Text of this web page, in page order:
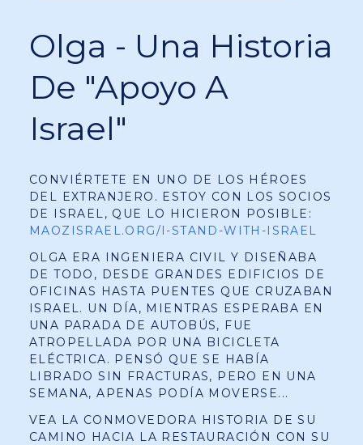
Olga - Una Historia
De "Apoyo A
Israel"
CONVIÉRTETE EN UNO DE LOS HÉROES
DEL EXTRANJERO. ESTOY CON LOS SOCIOS
DE ISRAEL, QUE LO HICIERON POSIBLE:
MAOZISRAEL.ORG/I-STAND-WITH-ISRAEL
OLGA ERA INGENIERA CIVIL Y DISEÑABA
DE TODO, DESDE GRANDES EDIFICIOS DE
OFICINAS HASTA PUENTES QUE CRUZABAN
ISRAEL. UN DÍA, MIENTRAS ESPERABA EN
UNA PARADA DE AUTOBÚS, FUE
ATROPELLADA POR UNA BICICLETA
ELÉCTRICA. PENSÓ QUE SE HABÍA
LIBRADO SIN FRACTURAS, PERO EN UNA
SEMANA, APENAS PODÍA MOVERSE...
VEA LA CONMOVEDORA HISTORIA DE SU
CAMINO HACIA LA RESTAURACIÓN CON SU